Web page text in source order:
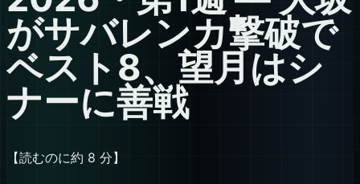
がサバレンカ撃破で
ベスト8、望月はシ
ナーに善戦
【読むのに約 8 分】